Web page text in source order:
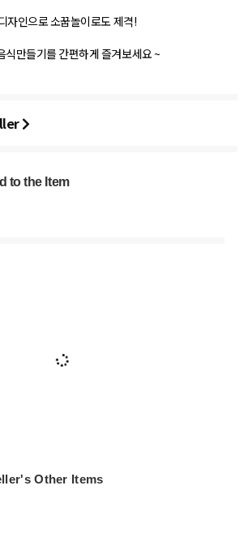
자인으로 소꿉놀이로도 제격!
식만들기를 간편하게 즐겨보세요 ~
to the Item
Other Items